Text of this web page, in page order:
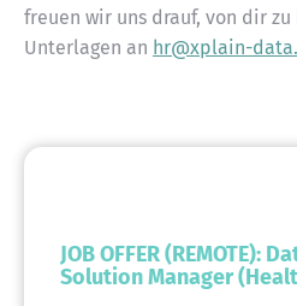
freuen wir uns drauf, von dir
Unterlagen an hr@xplain-
JOB OFFER (REMOTE):
Solution Manager